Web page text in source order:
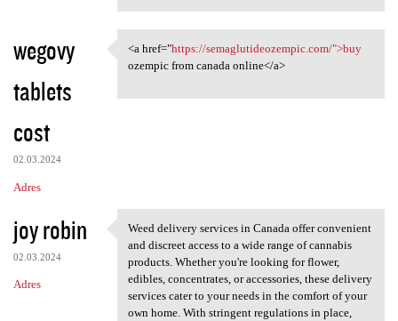
wegovy
tablets
cost
02.03.2024
Adres
<a href="https:/
<a href="https://semaglutideozempic.com/">buy
ozempic from canada online</a>
joy robin
02.03.2024
Adres
Weed delivery services in
Weed delivery services in Canada offer convenient
and discreet access to a wide range of cannabis
products. Whether you're looking for flower,
edibles, concentrates, or accessories, these delivery
services cater to your needs in the comfort of your
own home. With stringent regulations in place,